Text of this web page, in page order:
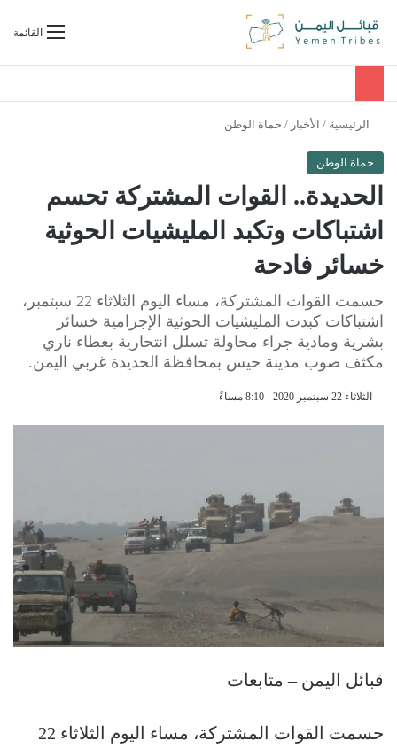
القائمةبحث عن
الرئيسية / الأخبار / حماة الوطن
حماة الوطن
الحديدة.. القوات المشتركة تحسم
اشتباكات وتكبد المليشيات الحوثية
خسائر فادحة
حسمت القوات المشتركة، مساء اليوم الثلاثاء 22 سبتمبر،
اشتباكات كبدت المليشيات الحوثية الإجرامية خسائر
بشرية ومادية جراء محاولة تسلل انتحارية بغطاء ناري
مكثف صوب مدينة حيس بمحافظة الحديدة غربي اليمن.
الثلاثاء 22 سبتمبر 2020 - 8:10 مساءً
قبائل اليمن – متابعات
حسمت القوات المشتركة، مساء اليوم الثلاثاء 22